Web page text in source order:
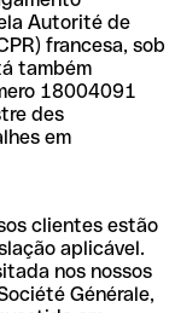
Autorité de
francesa, sob
também
18004091
des
em
clientes estão
aplicável.
nos nossos
Générale,